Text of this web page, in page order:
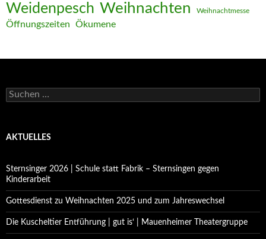
Weidenpesch Weihnachten Weihnachtmesse
Öffnungszeiten Ökumene
Suchen
nach:
AKTUELLES
Sternsinger 2026 | Schule statt Fabrik – Sternsingen gegen
Kinderarbeit
Gottesdienst zu Weihnachten 2025 und zum Jahreswechsel
Die Kuscheltier Entführung | gut is‘ | Mauenheimer Theatergruppe